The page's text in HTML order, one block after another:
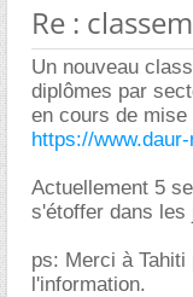
Re :
Un nouveau
diplômes par
en cours de
https://
Actuellement 5
s'étoffer dans
ps: Merci à
l'information.